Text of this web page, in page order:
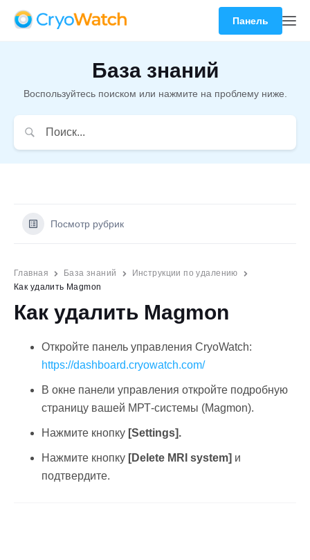
Панель
База знаний
Воспользуйтесь поиском или нажмите на проблему ниже.
Посмотр рубрик
Главная База знаний
Инструкции по удалению
Как удалить Magmon
Как удалить Magmon
Откройте панель управления CryoWatch:
https://dashboard.cryowatch.com/
В окне панели управления откройте подробную
страницу вашей МРТ-системы (Magmon).
Нажмите кнопку [Settings].
Нажмите кнопку [Delete MRI system] и
подтвердите.